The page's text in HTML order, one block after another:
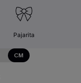
Pajarita
CM